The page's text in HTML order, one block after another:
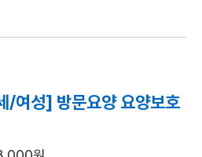
여성] 방문요양 요양보호